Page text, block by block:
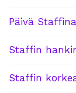
Päivä Staffina
Staffin
Staffin